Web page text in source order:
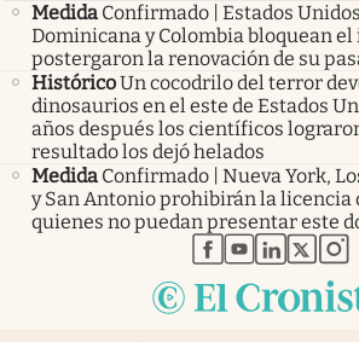
Medida Confirmado | Estados
Dominicana y Colombia bloquean el
postergaron la renovación de su
HistóricoUn cocodrilo del terror
dinosaurios en el este de Estados
años después los científicos
resultado los dejó helados
Medida Confirmado | Nueva York,
y San Antonio prohibirán la licencia
quienes no puedan presentar este
abre en nueva
abre enabre en
abre